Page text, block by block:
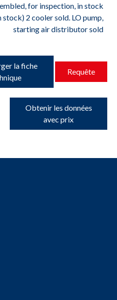
for inspection, in stock
stock) 2 cooler sold. LO pump,
starting air distributor sold
la fiche
Requête
Obtenir les données
avec prix